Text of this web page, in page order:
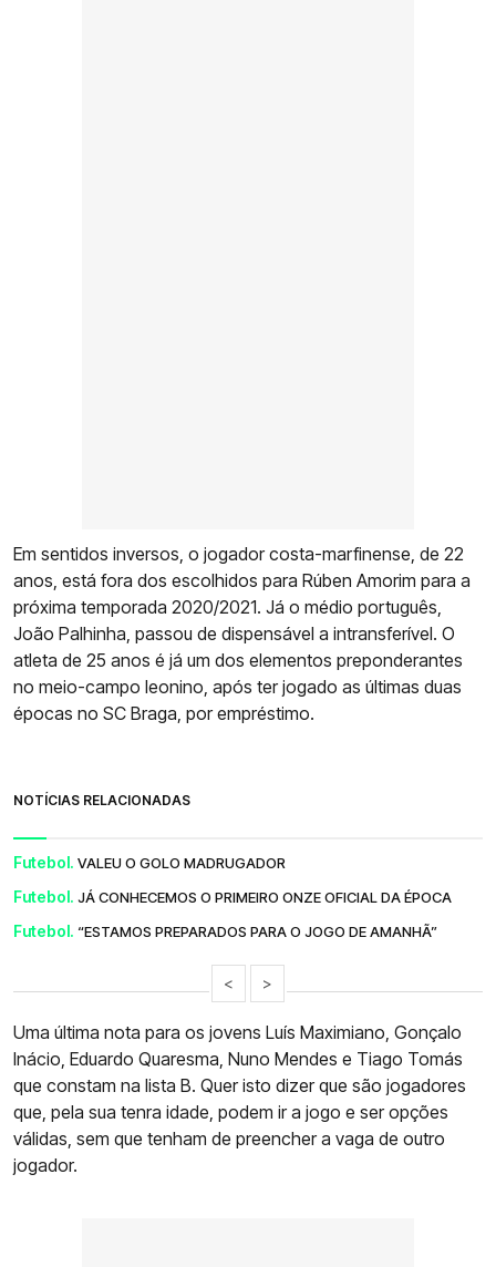
Em sentidos inversos, o jogador costa-marfinense, de 22
anos, está fora dos escolhidos para Rúben Amorim para a
próxima temporada 2020/2021. Já o médio português,
João Palhinha, passou de dispensável a intransferível. O
atleta de 25 anos é já um dos elementos preponderantes
no meio-campo leonino, após ter jogado as últimas duas
épocas no SC Braga, por empréstimo.
NOTÍCIAS RELACIONADAS
Futebol. VALEU O GOLO MADRUGADOR
Futebol. JÁ CONHECEMOS O PRIMEIRO ONZE OFICIAL DA ÉPOCA
Futebol. “ESTAMOS PREPARADOS PARA O JOGO DE AMANHÃ”
< >
Uma última nota para os jovens Luís Maximiano, Gonçalo
Inácio, Eduardo Quaresma, Nuno Mendes e Tiago Tomás
que constam na lista B. Quer isto dizer que são jogadores
que, pela sua tenra idade, podem ir a jogo e ser opções
válidas, sem que tenham de preencher a vaga de outro
jogador.